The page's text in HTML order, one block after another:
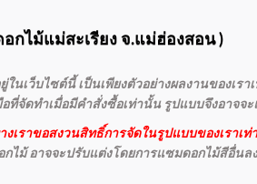
อกไม้แม่สะเรียง จ.แม่ฮ่องสอน )
นเว็บไซต์นี้ เป็นเพียงตัวอย่างผลงานของเรา
ที่จัดทำเมื่อมีคำสั่งซื้อเท่านั้น รูปแบบจึงอาจจ
งเราขอสงวนสิทธิ์การจัดในรูปแบบของเราเท่
ม้ อาจจะปรับแต่งโดยการแซมดอกไม้สีอื่นลง